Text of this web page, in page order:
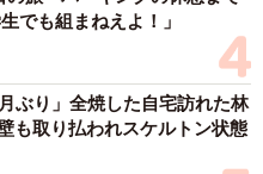
でも組まねえよ！」
ぶり」全焼した自宅訪れた林
取り払われスケルトン状態